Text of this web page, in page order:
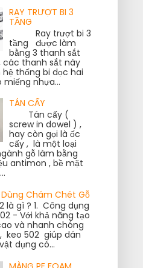
RAY TRƯỢT BI 3
TẦNG
Ray trượt bi 3
tầng được làm
bằng 3 thanh sắt
các thanh sắt này
thống bi dọc hai
nhựa...
TÁN CẤY
Tán cấy (
screw in dowel ) ,
hay còn gọi là ốc
cấy , là một loại
gỗ làm bằng
antimon , bề mặt
Dùng Chám Chét Gỗ
là gì ? 1. Công dụng
- Với khả năng tạo
và nhanh chóng
keo 502 giúp dán
dụng có...